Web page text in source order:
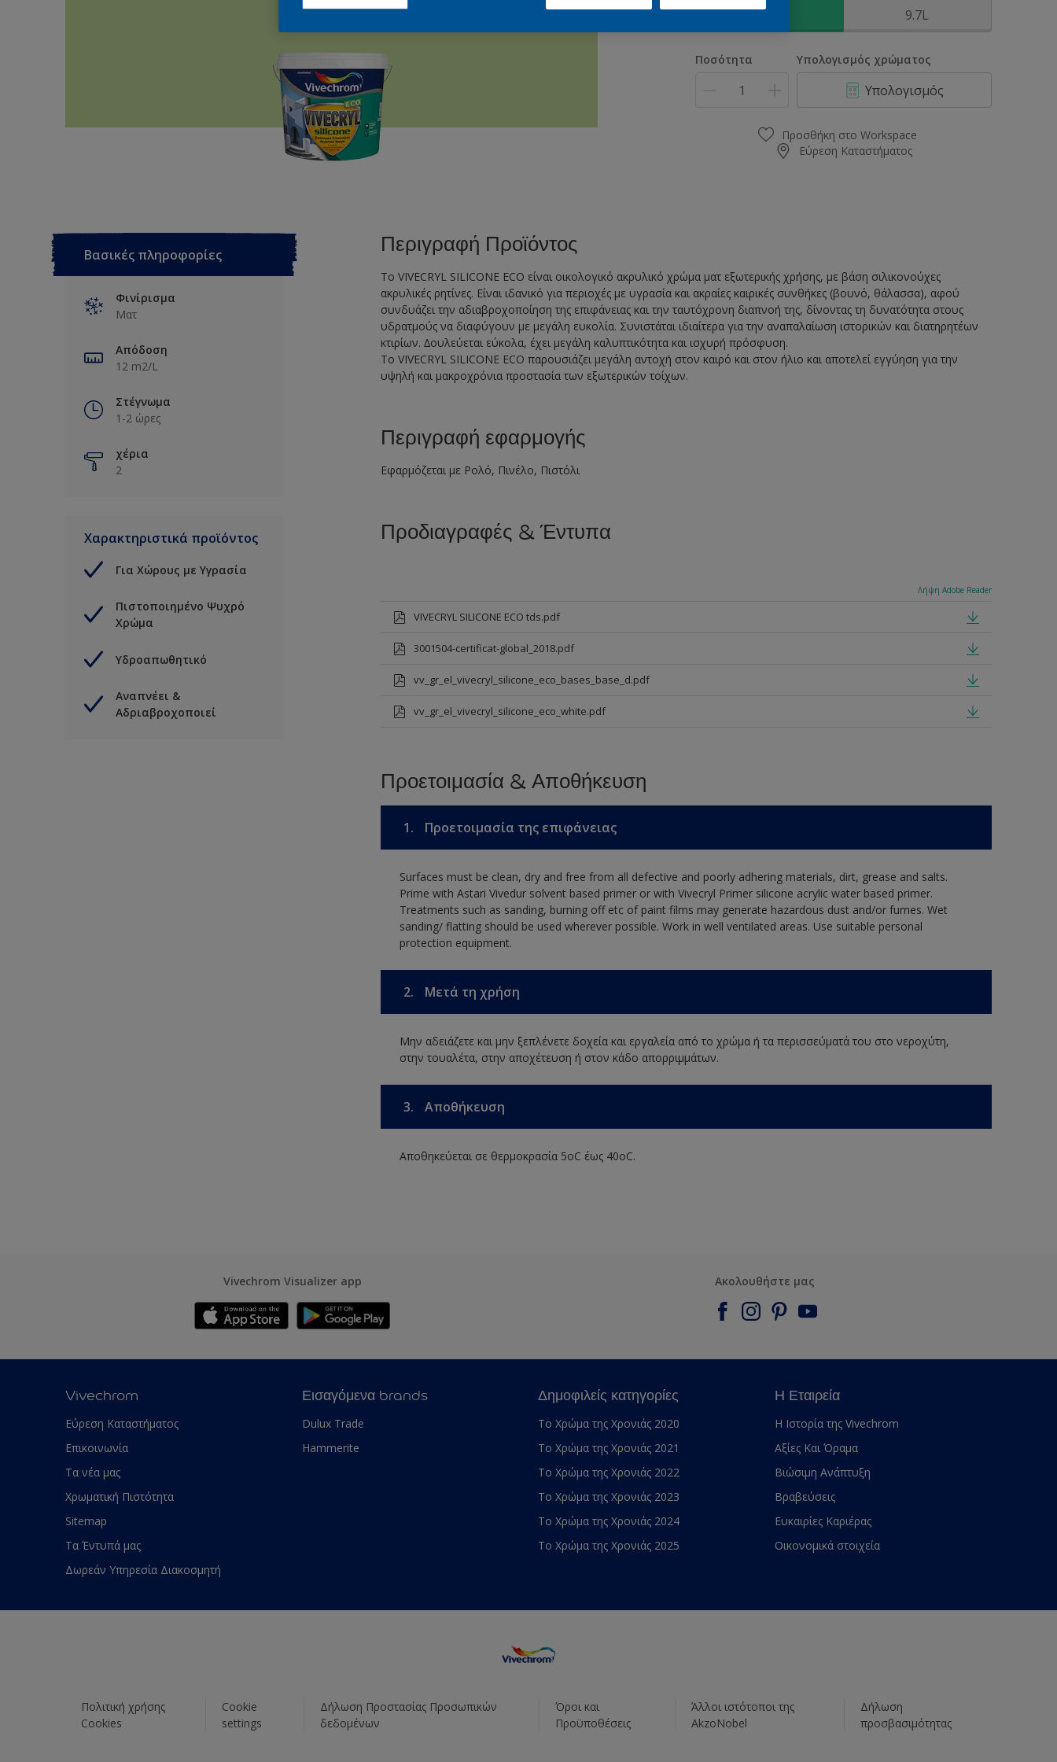
2.9L 9.7L
Ποσότητα Υπολογισμός χρώματος
Υπολογισμός
Προσθήκη στο Workspace
Εύρεση Καταστήματος
Βασικές πληροφορίες
Φινίρισμα
Ματ
Απόδοση
12 m2/L
Στέγνωμα
1-2 ώρες
χέρια
2
Χαρακτηριστικά προϊόντος
Για Χώρους με Υγρασία
Πιστοποιημένο Ψυχρό
Χρώμα
Υδροαπωθητικό
Αναπνέει &
Αδριαβροχοποιεί
Περιγραφή Προϊόντος
Το VIVECRYL SILICONE ECO είναι οικολογικό ακρυλικό χρώμα ματ εξωτερικής χρήσης, με βάση σιλικονούχες
ακρυλικές ρητίνες. Είναι ιδανικό για περιοχές με υγρασία και ακραίες καιρικές συνθήκες (βουνό, θάλασσα), αφού
συνδυάζει την αδιαβροχοποίηση της επιφάνειας και την ταυτόχρονη διαπνοή της, δίνοντας τη δυνατότητα στους
υδρατμούς να διαφύγουν με μεγάλη ευκολία. Συνιστάται ιδιαίτερα για την αναπαλαίωση ιστορικών και διατηρητέων
κτιρίων. ∆ουλεύεται εύκολα, έχει μεγάλη καλυπτικότητα και ισχυρή πρόσφυση.
Το VIVECRYL SILICONE ECO παρουσιάζει μεγάλη αντοχή στον καιρό και στον ήλιο και αποτελεί εγγύηση για την
υψηλή και μακροχρόνια προστασία των εξωτερικών τοίχων.
Περιγραφή εφαρμογής
Εφαρμόζεται με Ρολό, Πινέλο, Πιστόλι
Προδιαγραφές & Έντυπα
Λήψη Adobe Reader
VIVECRYL SILICONE ECO tds.pdf
3001504-certificat-global_2018.pdf
vv_gr_el_vivecryl_silicone_eco_bases_base_d.pdf
vv_gr_el_vivecryl_silicone_eco_white.pdf
Προετοιμασία & Αποθήκευση
1. Προετοιμασία της επιφάνειας
Surfaces must be clean, dry and free from all defective and poorly adhering materials, dirt, grease and salts.
Prime with Astari Vivedur solvent based primer or with Vivecryl Primer silicone acrylic water based primer.
Treatments such as sanding, burning off etc of paint films may generate hazardous dust and/or fumes. Wet
sanding/ flatting should be used wherever possible. Work in well ventilated areas. Use suitable personal
protection equipment.
2. Μετά τη χρήση
Μην αδειάζετε και μην ξεπλένετε δοχεία και εργαλεία από το χρώμα ή τα περισσεύματά του στο νεροχύτη,
στην τουαλέτα, στην αποχέτευση ή στον κάδο απορριμμάτων.
3. Αποθήκευση
Αποθηκεύεται σε θερμοκρασία 5οC έως 40οC.
Vivechrom Visualizer app Ακολουθήστε μας
Vivechrom
Εύρεση Καταστήματος
Επικοινωνία
Τα νέα μας
Χρωματική Πιστότητα
Sitemap
Τα Έντυπά μας
Δωρεάν Υπηρεσία Διακοσμητή
Εισαγόμενα brands
Dulux Trade
Hammerite
Δημοφιλείς κατηγορίες
Το Χρώμα της Χρονιάς 2020
Το Χρώμα της Χρονιάς 2021
Το Χρώμα της Χρονιάς 2022
Το Χρώμα της Χρονιάς 2023
Το Χρώμα της Χρονιάς 2024
Το Χρώμα της Χρονιάς 2025
Η Εταιρεία
Η Ιστορία της Vivechrom
Αξίες Και Όραμα
Βιώσιμη Ανάπτυξη
Βραβεύσεις
Ευκαιρίες Καριέρας
Οικονομικά στοιχεία
Πολιτική χρήσης
Cookies
Cookie
settings
Δήλωση Προστασίας Προσωπικών
δεδομένων
Όροι και
Προϋποθέσεις
Άλλοι ιστότοποι της
AkzoNobel
Δήλωση
προσβασιμότητας